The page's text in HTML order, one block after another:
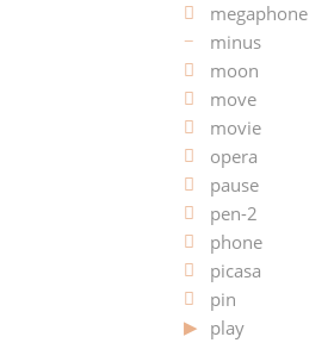
megaphone
minus
moon
move
movie
opera
pause
pen-2
phone
picasa
pin
play